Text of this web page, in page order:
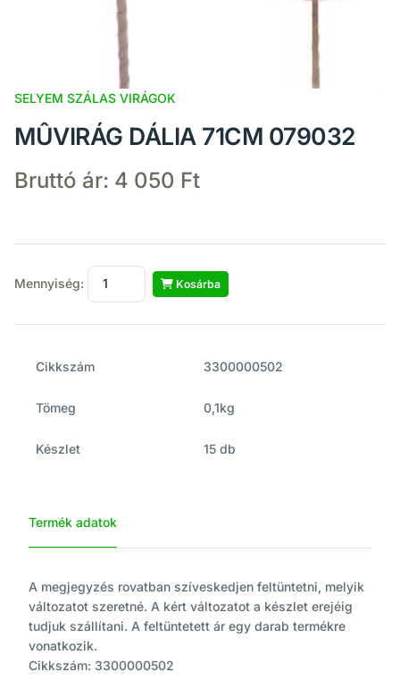
SELYEM SZÁLAS VIRÁGOK
MÛVIRÁG DÁLIA 71CM 079032
Bruttó ár: 4 050 Ft
Mennyiség: Kosárba
Cikkszám 3300000502
Tömeg 0,1kg
Készlet 15 db
Termék adatok
A megjegyzés rovatban szíveskedjen feltüntetni, melyik
változatot szeretné. A kért változatot a készlet erejéig
tudjuk szállítani. A feltüntetett ár egy darab termékre
vonatkozik.
Cikkszám: 3300000502